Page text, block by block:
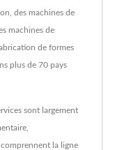
des machines de
machines de
de formes
plus de 70 pays
sont largement
la ligne